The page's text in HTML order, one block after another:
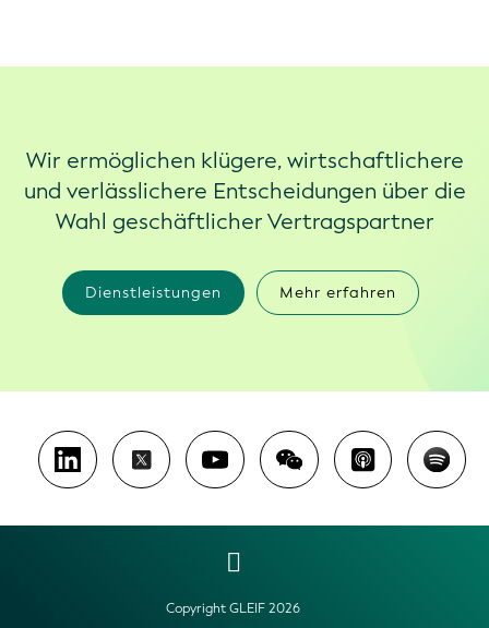
Wir ermöglichen klügere, wirtschaftlichere
und verlässlichere Entscheidungen über die
Wahl geschäftlicher Vertragspartner
Dienstleistungen Mehr erfahren
Copyright GLEIF 2026